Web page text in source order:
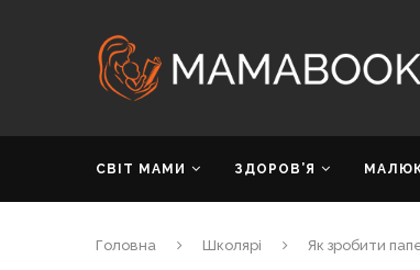
СВІТ МАМИ ЗДОРОВ’Я
Головна Школярі Як зробити